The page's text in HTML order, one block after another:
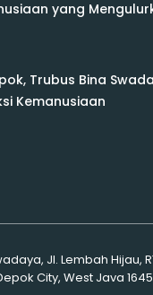
yang
Trubus Bina
Kemanusiaan
Jl. Lembah Hijau,
City, West Java